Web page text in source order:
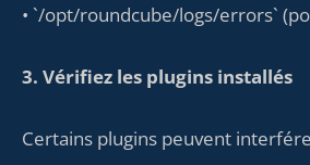
• `/opt/roundcube/logs/errors`
3. Vérifiez les plugins installés
Certains plugins peuvent